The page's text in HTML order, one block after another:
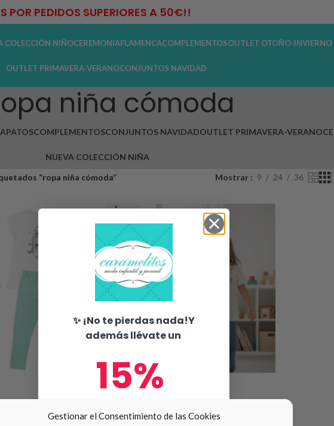
Gestionar el Consentimiento de las Cookies
POR PEDIDOS SUPERIORES A 50€!!
COLECCIÓN NIÑOCEREMONIAFLAMENCACOMPLEMENTOSOUTLET OTOÑO-INVIERNO
OUTLET PRIMAVERA-VERANOCONJUNTOS NAVIDAD
niña cómoda
COMPLEMENTOSCONJUNTOS NAVIDADOUTLET PRIMAVERA-VERANO
NUEVA COLECCIÓN NIÑA
“ropa niña cómoda” Mostrar 9 24 36
Lovely 2
-32%
leggings acampanados
✨ ¡No te pierdas nada!Y
además llévate un
15%
de descuento en tu primera